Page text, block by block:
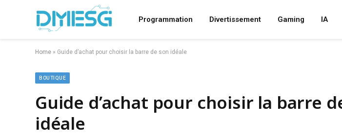
Programmation Divertissement Gaming IA
Home » Guide d’achat pour choisir la barre de son idéale
BOUTIQUE
Guide d’achat pour choisir la barre
idéale